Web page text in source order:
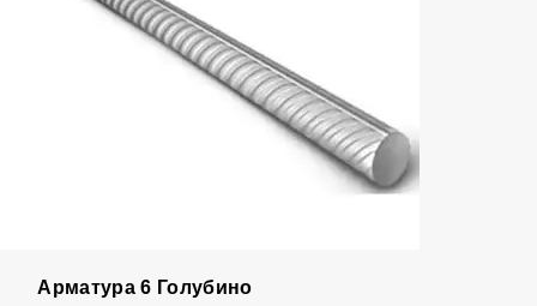
Арматура 6 Голубино